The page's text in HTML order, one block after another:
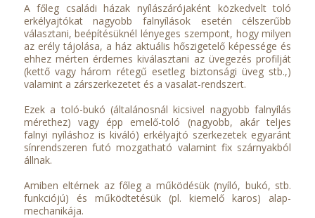
A főleg családi házak nyílászárójaként közkedvelt toló
erkélyajtókat nagyobb falnyílások esetén célszerűbb
választani, beépítésüknél lényeges szempont, hogy milyen
az erély tájolása, a ház aktuális hőszigetelő képessége és
ehhez mérten érdemes kiválasztani az üvegezés profilját
(kettő vagy három rétegű esetleg biztonsági üveg stb.,)
valamint a zárszerkezetet és a vasalat-rendszert.
Ezek a toló-bukó (általánosnál kicsivel nagyobb falnyílás
mérethez) vagy épp emelő-toló (nagyobb, akár teljes
falnyi nyíláshoz is kiváló) erkélyajtó szerkezetek egyaránt
sínrendszeren futó mozgatható valamint fix szárnyakból
állnak.
Amiben eltérnek az főleg a működésük (nyíló, bukó, stb.
funkciójú) és működtetésük (pl. kiemelő karos) alap-
mechanikája.